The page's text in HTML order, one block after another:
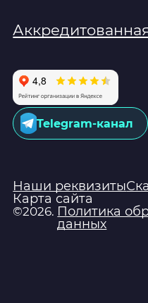
Telegram-канал
Наши реквизиты
Карта сайта
©2026. Политика
данных